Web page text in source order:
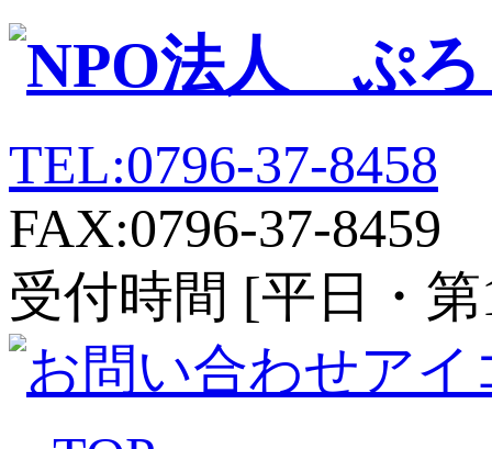
TEL:0796-37-8458
FAX:0796-37-8459
受付時間 [平日・